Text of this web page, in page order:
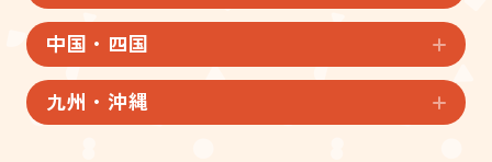
中国・四国
九州・沖縄